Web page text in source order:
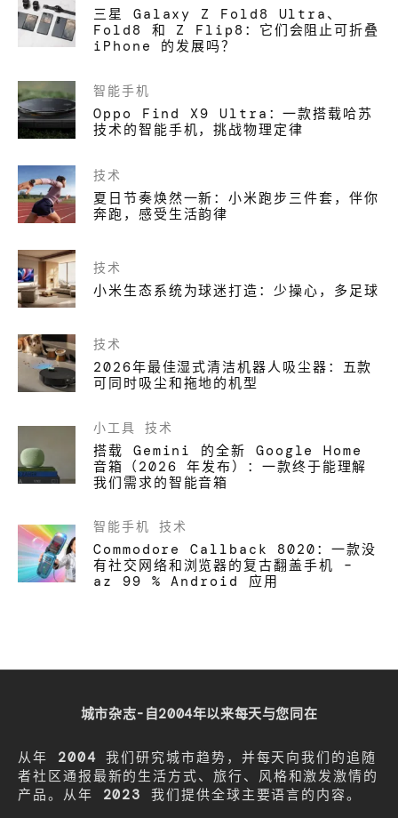
三星 Galaxy Z Fold8 Ultra、
Fold8 和 Z Flip8：它们会阻止可折叠
iPhone 的发展吗？
智能手机
Oppo Find X9 Ultra：一款搭载哈苏
技术的智能手机，挑战物理定律
技术
夏日节奏焕然一新：小米跑步三件套，伴你
奔跑，感受生活韵律
技术
小米生态系统为球迷打造：少操心，多足球
技术
2026年最佳湿式清洁机器人吸尘器：五款
可同时吸尘和拖地的机型
小工具 技术
搭载 Gemini 的全新 Google Home
音箱（2026 年发布）：一款终于能理解
我们需求的智能音箱
智能手机 技术
Commodore Callback 8020：一款没
有社交网络和浏览器的复古翻盖手机 –
az 99 % Android 应用
城市杂志-自2004年以来每天与您同在
从年 2004 我们研究城市趋势，并每天向我们的追随
者社区通报最新的生活方式、旅行、风格和激发激情的
产品。从年 2023 我们提供全球主要语言的内容。